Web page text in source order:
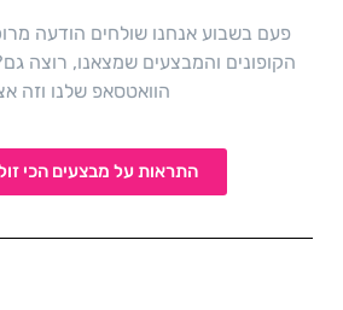
פעם בשבוע אנחנו שולחים הודעה
הקופונים והמבצעים שמצאנו, רוצה
הוואטסאפ שלנו וזה
התראות על מבצעים הכי